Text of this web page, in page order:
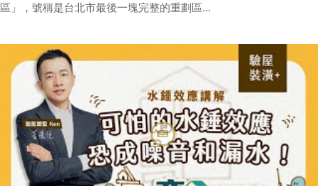
區」，號稱是台北市最後一塊完整的重劃區...